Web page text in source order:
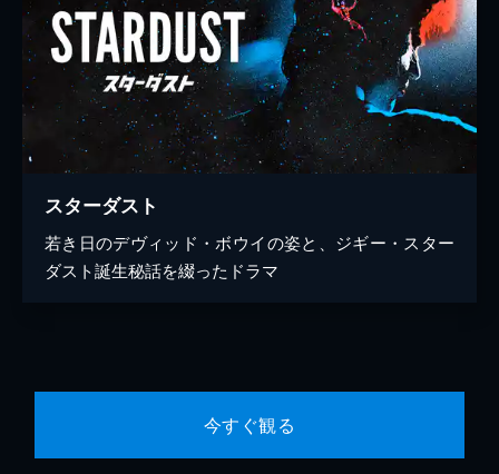
スターダスト
若き日のデヴィッド・ボウイの姿と、ジギー・スター
ダスト誕生秘話を綴ったドラマ
今すぐ観る